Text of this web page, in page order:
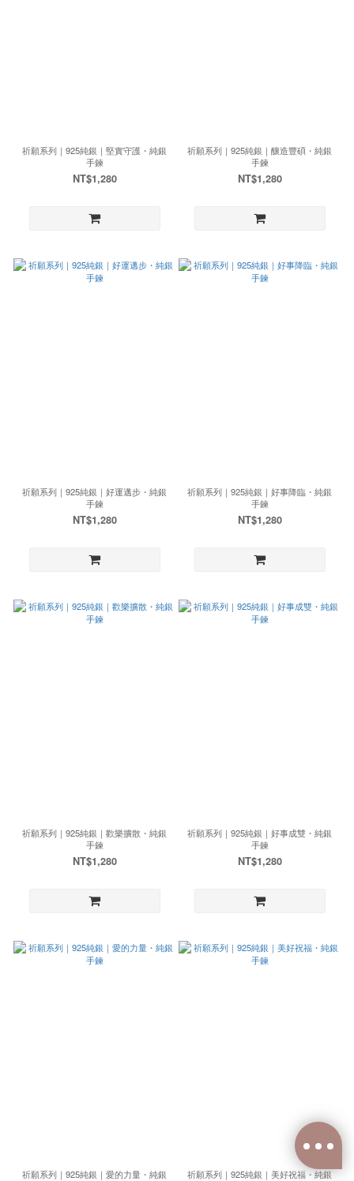
祈願系列｜925純銀｜堅實守護・純銀
手鍊
NT$1,280
祈願系列｜925純銀｜釀造豐碩・純銀
手鍊
NT$1,280
祈願系列｜925純銀｜好運邁步・純銀
手鍊
NT$1,280
祈願系列｜925純銀｜好事降臨・純銀
手鍊
NT$1,280
祈願系列｜925純銀｜歡樂擴散・純銀
手鍊
NT$1,280
祈願系列｜925純銀｜好事成雙・純銀
手鍊
NT$1,280
祈願系列｜925純銀｜愛的力量・純銀
祈願系列｜925純銀｜美好祝福・純銀